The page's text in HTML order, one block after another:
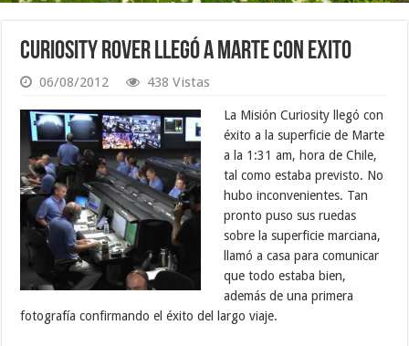
Curiosity Rover llegó a Marte con Exito
06/08/2012 438 Vistas
La Misión Curiosity llegó con
éxito a la superficie de Marte
a la 1:31 am, hora de Chile,
tal como estaba previsto. No
hubo inconvenientes. Tan
pronto puso sus ruedas
sobre la superficie marciana,
llamó a casa para comunicar
que todo estaba bien,
además de una primera
fotografía confirmando el éxito del largo viaje.